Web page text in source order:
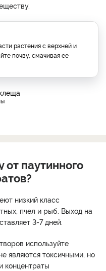
растения с верхней и
почву, смачивая ее
от паутинного
низкий класс
пчел и рыб. Выход на
3-7 дней.
используйте
являются токсичными, но
концентраты